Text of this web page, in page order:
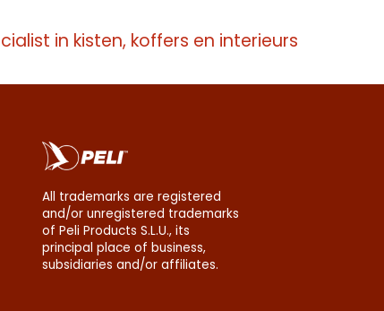
in kisten, koffers en interieurs
All trademarks are registered
and/or unregistered trademarks
of Peli Products S.L.U., its
principal place of business,
subsidiaries and/or affiliates.